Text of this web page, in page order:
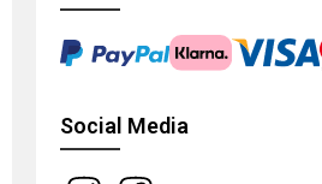
Social Media